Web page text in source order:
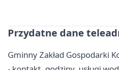
Przydatne dane
Gminny Zakład Gospodarki